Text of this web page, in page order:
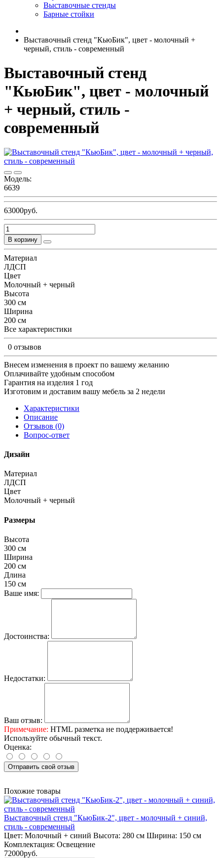
Выставочные стенды
Барные стойки
Выставочный стенд "КьюБик", цвет - молочный +
черный, стиль - современный
Выставочный стенд
"КьюБик", цвет - молочный
+ черный, стиль -
современный
Модель:
6639
63000руб.
В корзину
Материал
ЛДСП
Цвет
Молочный + черный
Высота
300 см
Ширина
200 см
Все характеристики
0 отзывов
Внесем изменения в проект по вашему желанию
Оплачивайте удобным способом
Гарантия на изделия 1 год
Изготовим и доставим вашу мебель за 2 недели
Характеристики
Описание
Отзывов (0)
Вопрос-ответ
Дизайн
Материал
ЛДСП
Цвет
Молочный + черный
Размеры
Высота
300 см
Ширина
200 см
Длина
150 см
Ваше имя:
Достоинства:
Недостатки:
Ваш отзыв:
Примечание: HTML разметка не поддерживается!
Используйте обычный текст.
Оценка:
Отправить свой отзыв
Похожие товары
Выставочный стенд "КьюБик-2", цвет - молочный + синий,
стиль - современный
Цвет: Молочный + синий Высота: 280 см Ширина: 150 см
Комплектация: Освещение
72000руб.